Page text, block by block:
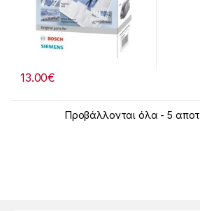
13.00€
Προβάλλονται όλα - 5